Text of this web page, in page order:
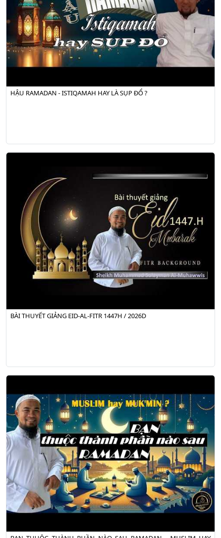
HẬU RAMADAN - ISTIQAMAH HAY LÀ SỤP ĐỔ ?
BÀI THUYẾT GIẢNG EID-AL-FITR 1447H / 2026D